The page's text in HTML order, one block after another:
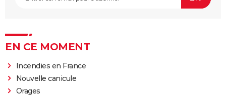
EN CE MOMENT
Incendies en France
Nouvelle canicule
Orages